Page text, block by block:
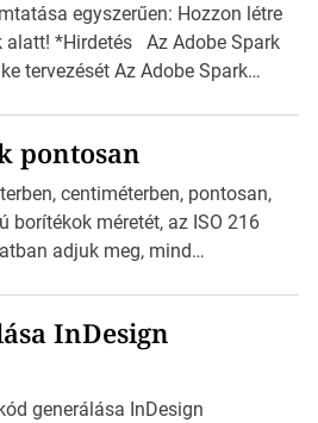
egyszerűen: Hozzon létre
alatt! *Hirdetés Az Adobe Spark
tervezését Az Adobe Spark
fogaskerekek, miközben
Hogyan készítsünk címkét?
Válassza ki a kívánt címke
pontosan
centiméterben, pontosan,
borítékok méretét, az ISO 216
adjuk meg, mind
viszonyítva. Az amerikai és
az ISO 216 nem
táblázata C0-tól […]
InDesign
generálása InDesign